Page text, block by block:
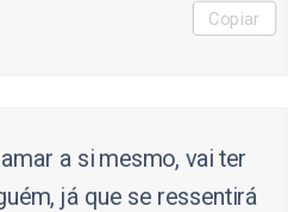
Copiar
a si mesmo, vai ter
já que se ressentirá